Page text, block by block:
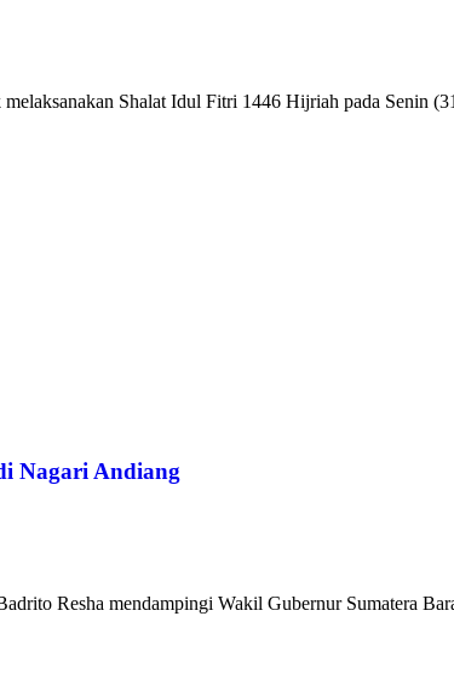
Shalat Idul Fitri 1446 Hijriah pada Senin
Nagari Andiang
Resha mendampingi Wakil Gubernur Sumatera